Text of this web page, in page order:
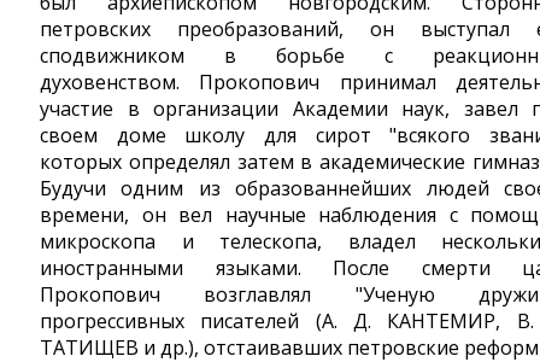
петровских преобразований, он выступал
сподвижником в борьбе с
духовенством. Прокопович принимал
участие в организации Академии наук, завел
своем доме школу для сирот "всякого
которых определял затем в академические
Будучи одним из образованнейших людей
времени, он вел научные наблюдения с
микроскопа и телескопа, владел
иностранными языками. После смерти
Прокопович возглавлял "Ученую
прогрессивных писателей (А. Д. КАНТЕМИР,
ТАТИЩЕВ и др.), отстаивавших петровские